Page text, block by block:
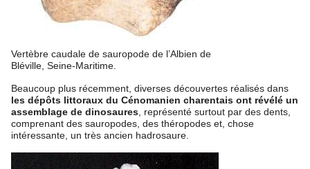
Vertèbre caudale de sauropode de l’Albien de
Bléville, Seine-Maritime.
Beaucoup plus récemment, diverses découvertes réalisés dans
les dépôts littoraux du Cénomanien charentais ont révélé un
assemblage de dinosaures , représenté surtout par des dents,
comprenant des sauropodes, des théropodes et, chose
intéressante, un très ancien hadrosaure.